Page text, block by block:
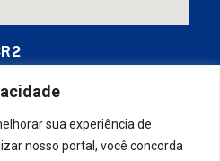
sua experiência de
nosso portal, você concorda
para prefeituras! Realizamos
garantimos em contrato que